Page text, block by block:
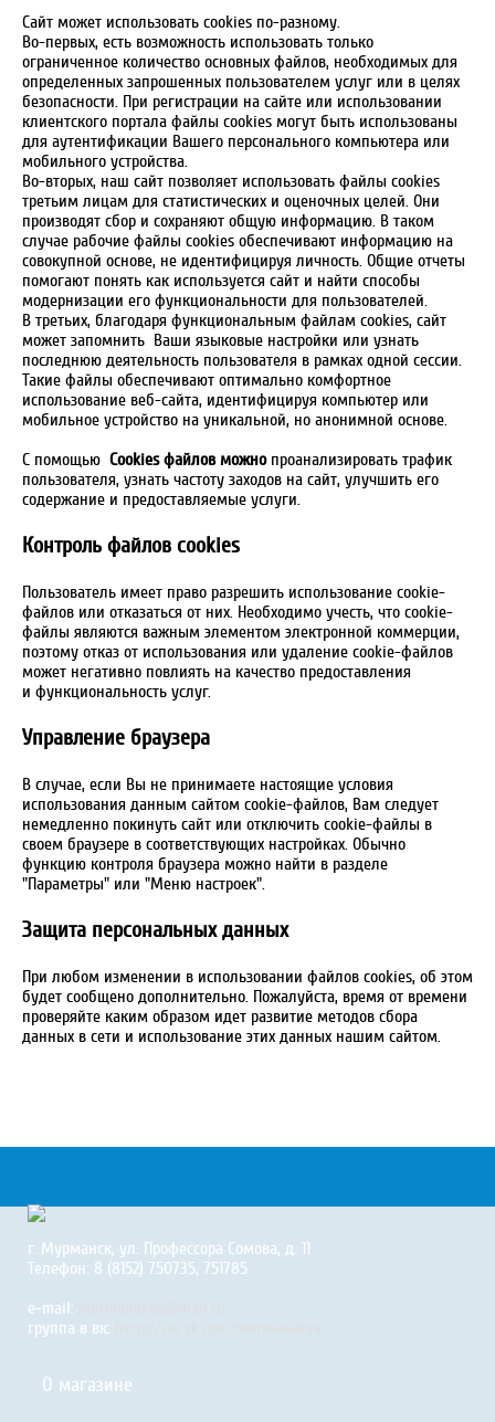
Сайт может использовать cookies по-разному.
Во-первых, есть возможность использовать только
ограниченное количество основных файлов, необходимых для
определенных запрошенных пользователем услуг или в целях
безопасности. При регистрации на сайте или использовании
клиентского портала файлы cookies могут быть использованы
для аутентификации Вашего персонального компьютера или
мобильного устройства.
Во-вторых, наш сайт позволяет использовать файлы cookies
третьим лицам для статистических и оценочных целей. Они
производят сбор и сохраняют общую информацию. В таком
случае рабочие файлы cookies обеспечивают информацию на
совокупной основе, не идентифицируя личность. Общие отчеты
помогают понять как используется сайт и найти способы
модернизации его функциональности для пользователей.
В третьих, благодаря функциональным файлам cookies, сайт
может запомнить Ваши языковые настройки или узнать
последнюю деятельность пользователя в рамках одной сессии.
Такие файлы обеспечивают оптимально комфортное
использование веб-сайта, идентифицируя компьютер или
мобильное устройство на уникальной, но анонимной основе.
С помощью Cookies файлов можнопроанализировать трафик
пользователя, узнать частоту заходов на сайт, улучшить его
содержание и предоставляемые услуги.
Контроль файлов cookies
Пользователь имеет право разрешить использование cookie-
файлов или отказаться от них. Необходимо учесть, что cookie-
файлы являются важным элементом электронной коммерции,
поэтому отказ от использования или удаление cookie-файлов
может негативно повлиять на качество предоставления
и функциональность услуг.
Управление браузера
В случае, если Вы не принимаете настоящие условия
использования данным сайтом cookie-файлов, Вам следует
немедленно покинуть сайт или отключить cookie-файлы в
своем браузере в соответствующих настройках. Обычно
функцию контроля браузера можно найти в разделе
"Параметры" или "Меню настроек".
Защита персональных данных
При любом изменении в использовании файлов cookies, об этом
будет сообщено дополнительно. Пожалуйста, время от времени
проверяйте каким образом идет развитие методов сбора
данных в сети и использование этих данных нашим сайтом.
г. Мурманск, ул. Профессора Сомова, д. 11
Телефон: 8 (8152) 750735, 751785
e-mail:
группа в вк:
О магазине